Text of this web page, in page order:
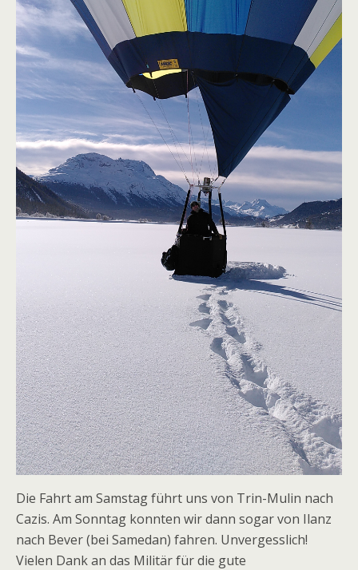
Die Fahrt am Samstag führt uns von Trin-Mulin nach
Cazis. Am Sonntag konnten wir dann sogar von Ilanz
nach Bever (bei Samedan) fahren. Unvergesslich!
Vielen Dank an das Militär für die gute